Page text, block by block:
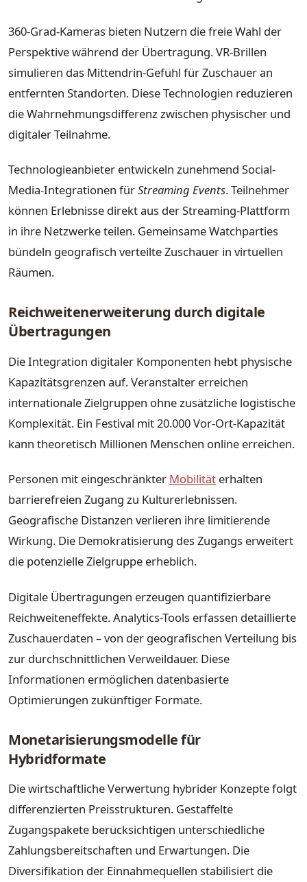
360-Grad-Kameras bieten Nutzern die freie Wahl der
Perspektive während der Übertragung. VR-Brillen
simulieren das Mittendrin-Gefühl für Zuschauer an
entfernten Standorten. Diese Technologien reduzieren
die Wahrnehmungsdifferenz zwischen physischer und
digitaler Teilnahme.
Technologieanbieter entwickeln zunehmend Social-
Media-Integrationen fürStreaming Events. Teilnehmer
können Erlebnisse direkt aus der Streaming-Plattform
in ihre Netzwerke teilen. Gemeinsame Watchparties
bündeln geografisch verteilte Zuschauer in virtuellen
Räumen.
Reichweitenerweiterung durch digitale
Übertragungen
Die Integration digitaler Komponenten hebt physische
Kapazitätsgrenzen auf. Veranstalter erreichen
internationale Zielgruppen ohne zusätzliche logistische
Komplexität. Ein Festival mit 20.000 Vor-Ort-Kapazität
kann theoretisch Millionen Menschen online erreichen.
Personen mit eingeschränkter Mobilität erhalten
barrierefreien Zugang zu Kulturerlebnissen.
Geografische Distanzen verlieren ihre limitierende
Wirkung. Die Demokratisierung des Zugangs erweitert
die potenzielle Zielgruppe erheblich.
Digitale Übertragungen erzeugen quantifizierbare
Reichweiteneffekte. Analytics-Tools erfassen detaillierte
Zuschauerdaten – von der geografischen Verteilung bis
zur durchschnittlichen Verweildauer. Diese
Informationen ermöglichen datenbasierte
Optimierungen zukünftiger Formate.
Monetarisierungsmodelle für
Hybridformate
Die wirtschaftliche Verwertung hybrider Konzepte folgt
differenzierten Preisstrukturen. Gestaffelte
Zugangspakete berücksichtigen unterschiedliche
Zahlungsbereitschaften und Erwartungen. Die
Diversifikation der Einnahmequellen stabilisiert die